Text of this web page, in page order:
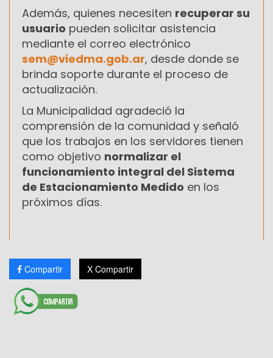
Además, quienes necesiten recuperar su
usuario pueden solicitar asistencia
mediante el correo electrónico
sem@viedma.gob.ar, desde donde se
brinda soporte durante el proceso de
actualización.
La Municipalidad agradeció la
comprensión de la comunidad y señaló
que los trabajos en los servidores tienen
como objetivo normalizar el
funcionamiento integral del Sistema
de Estacionamiento Medido en los
próximos días.
Compartir X Compartir